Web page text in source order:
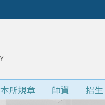
本所規章 師資 招生